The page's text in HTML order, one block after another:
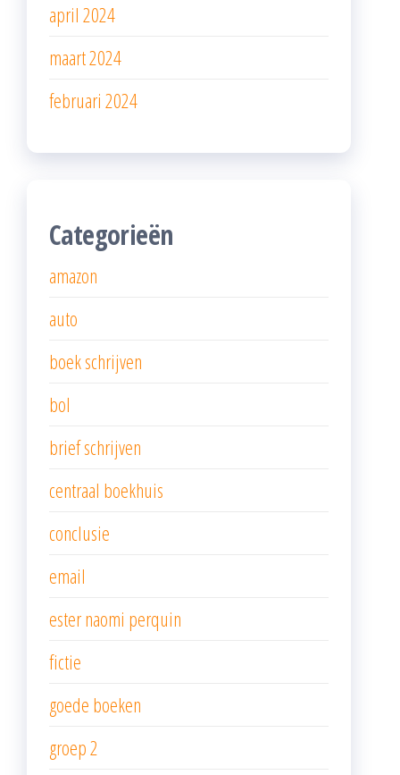
april 2024
maart 2024
februari 2024
Categorieën
amazon
auto
boek schrijven
bol
brief schrijven
centraal boekhuis
conclusie
email
ester naomi perquin
fictie
goede boeken
groep 2